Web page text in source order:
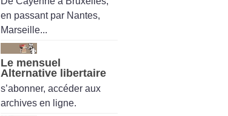
en passant par Nantes,
Marseille...
Le mensuel
Alternative libertaire
s’abonner, accéder aux
archives en ligne.